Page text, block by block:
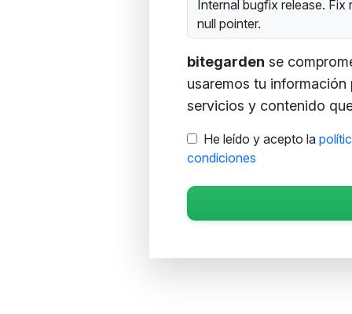
Internal bugfix release.
null pointer.
bitegarden se
usaremos tu
servicios y contenido
He leído y acepto la
condiciones